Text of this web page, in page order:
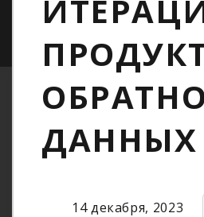
ДАННЫХ
14 декабря, 2023